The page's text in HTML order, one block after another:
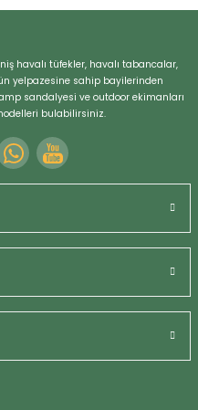
havalı tüfekler, havalı tabancalar,
yelpazesine sahip bayilerinden
sandalyesi ve outdoor ekimanları
bulabilirsiniz.